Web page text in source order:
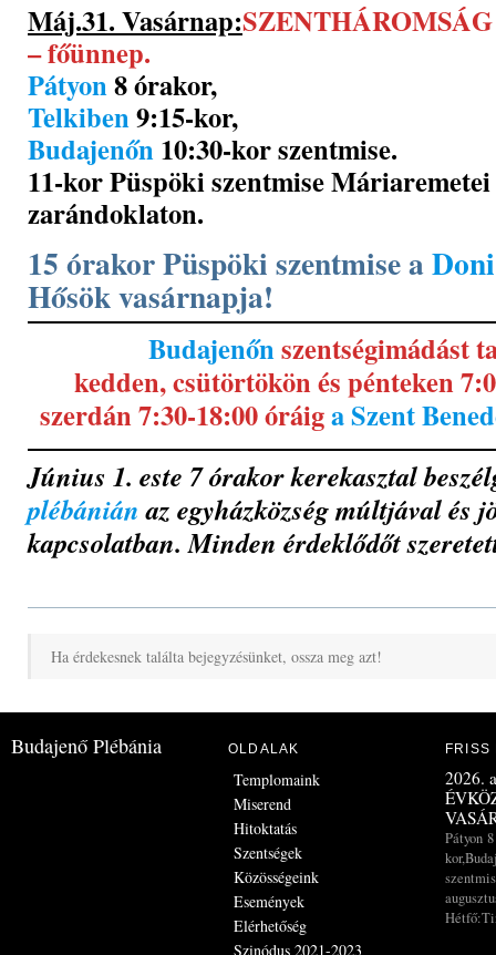
Máj.31. Vasárnap:
– főünnep.
Pátyon8 órakor,
Telkiben9:15-kor,
Budajenőn 10:30-kor szentmise.
11-kor Püspöki szentmise Máriaremetei
zarándoklaton.
15 órakor Püspöki szentmise a
Hősök vasárnapja!
Budajenőnszentségimádást
kedden, csütörtökön és pénteken
szerdán 7:30-18:00 óráiga Szent
Június 1. este 7 órakor kerekasztal
plébániánaz egyházközség múltjával és
kapcsolatban. Minden érdeklődőt
Ha érdekesnek találta bejegyzésünket, ossza meg azt!
Budajenő Plébánia OLDALAK
Templomaink
Miserend
Hitoktatás
Szentségek
Közösségeink
Események
Elérhetőség
Szinódus 2021-2023
FRISS
2026.
Pátyon